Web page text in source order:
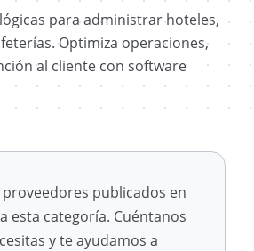
para administrar hoteles,
Optimiza operaciones,
al cliente con software
publicados en
esta categoría. Cuéntanos
y te ayudamos a